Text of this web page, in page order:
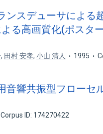
ンスデューサによる
る高画質化(ポスタ
, 田村 安孝,小山 清人 1995
音響共振型フローセ
Corpus ID: 174270422